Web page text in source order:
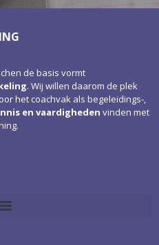
de basis vormt
. Wij willen daarom de plek
het coachvak als begeleidings-,
en vaardigheden vinden met